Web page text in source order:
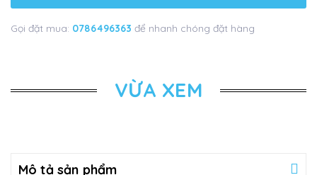
Gọi đặt mua: 0786496363 để nhanh chóng đặt hàng
VỪA XEM
Mô tả sản phẩm